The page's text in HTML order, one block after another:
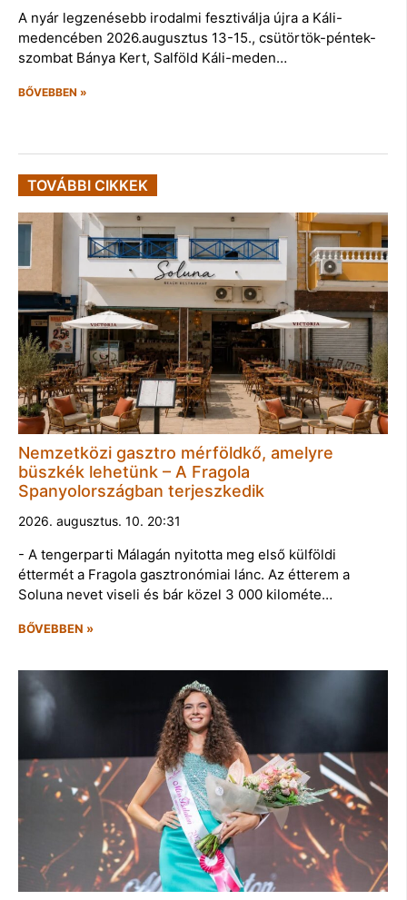
A nyár legzenésebb irodalmi fesztiválja újra a Káli-
medencében 2026.augusztus 13-15., csütörtök-péntek-
szombat Bánya Kert, Salföld Káli-meden…
BŐVEBBEN »
TOVÁBBI CIKKEK
Nemzetközi gasztro mérföldkő, amelyre
büszkék lehetünk – A Fragola
Spanyolországban terjeszkedik
2026. augusztus. 10. 20:31
- A tengerparti Málagán nyitotta meg első külföldi
éttermét a Fragola gasztronómiai lánc. Az étterem a
Soluna nevet viseli és bár közel 3 000 kilométe…
BŐVEBBEN »